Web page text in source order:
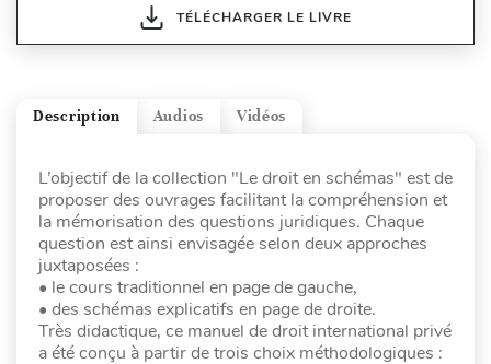
TÉLÉCHARGER LE LIVRE
Vidéos
Audios
Description
L’objectif de la collection "Le droit en schémas" est de
proposer des ouvrages facilitant la compréhension et
la mémorisation des questions juridiques. Chaque
question est ainsi envisagée selon deux approches
juxtaposées :
• le cours traditionnel en page de gauche,
• des schémas explicatifs en page de droite.
Très didactique, ce manuel de droit international privé
a été conçu à partir de trois choix méthodologiques :